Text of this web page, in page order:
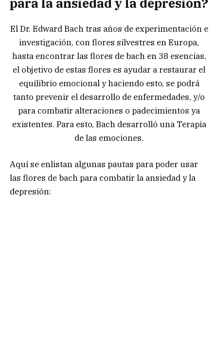
El Dr. Edward Bach tras años de experimentación e
investigación, con flores silvestres en Europa,
hasta encontrar las flores de bach en 38 esencias,
el objetivo de estas flores es ayudar a restaurar el
equilibrio emocional y haciendo esto, se podrá
tanto prevenir el desarrollo de enfermedades, y/o
para combatir alteraciones o padecimientos ya
existentes. Para esto, Bach desarrolló una Terapia
de las emociones.
Aquí se enlistan algunas pautas para poder usar
las flores de bach para combatir la ansiedad y la
depresión: